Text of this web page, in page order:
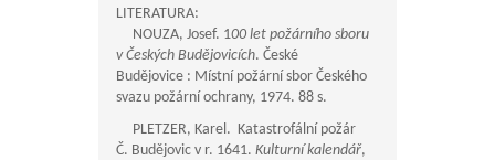
LITERATURA:
NOUZA, Josef. 100 let požárního sboru
v Českých Budějovicích. České
Budějovice : Místní požární sbor Českého
svazu požární ochrany, 1974. 88 s.
PLETZER, Karel. Katastrofální požár
Č. Budějovic v r. 1641. Kulturní kalendář,